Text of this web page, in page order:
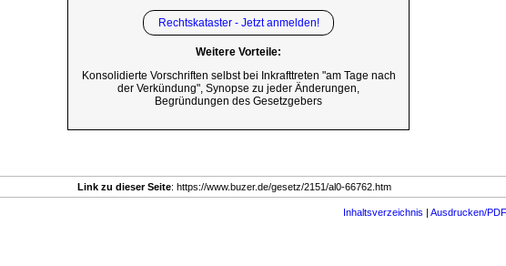
Rechtskataster - Jetzt anmelden!
Weitere Vorteile:
Konsolidierte Vorschriften selbst bei Inkrafttreten "am Tage nach
der Verkündung", Synopse zu jeder Änderungen,
Begründungen des Gesetzgebers
Link zu dieser Seite: https://www.buzer.de/gesetz/2151/al0-66762.htm
Inhaltsverzeichnis | Ausdrucken/PDF